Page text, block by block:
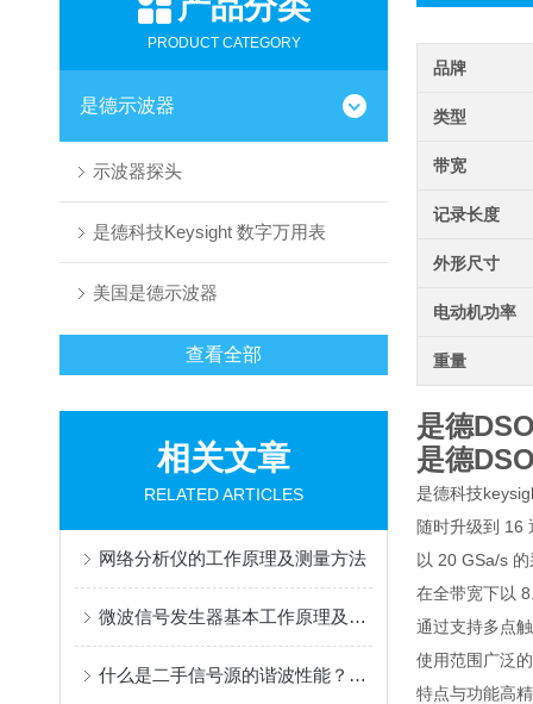
PRODUCT CATEGORY
是德示波器
示波器探头
是德科技Keysight 数字万用表
美国是德示波器
查看全部
相关文章
RELATED ARTICLES
网络分析仪的工作原理及测量方法
微波信号发生器基本工作原理及其指标概述
什么是二手信号源的谐波性能？你了解多少
品牌
类型
带宽
记录长度
外形尺寸
电动机功率
重量
是德
是德
是德科技
随时升级到 16
以 20 GSa/s
在全带宽下以
通过支持多点
使用范围广泛
特点与功能高